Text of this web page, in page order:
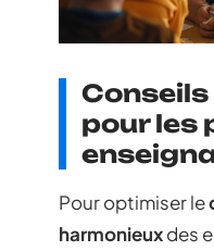
pour les
Pour optimiser le
harmonieuxdes